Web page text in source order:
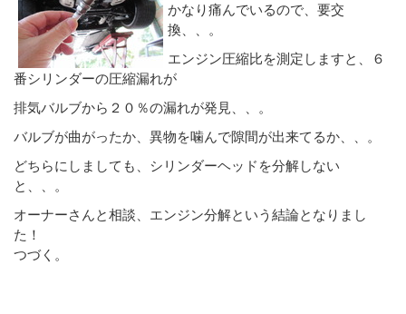
かなり痛んでいるので、要交
換、、。
エンジン圧縮比を測定しますと、６
番シリンダーの圧縮漏れが
排気バルブから２０％の漏れが発見、、。
バルブが曲がったか、異物を噛んで隙間が出来てるか、、。
どちらにしましても、シリンダーヘッドを分解しない
と、、。
オーナーさんと相談、エンジン分解という結論となりまし
た！
つづく。